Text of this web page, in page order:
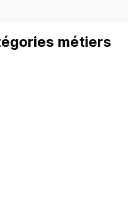
métiers